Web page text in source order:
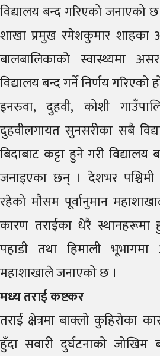
विद्यालय बन्द गरिएको जनाएको
शाखा प्रमुख रमेशकुमार शाहका
बालबालिकाको स्वास्थ्यमा
विद्यालय बन्द गर्ने निर्णय गरिएको
इनरुवा, दुहवी, कोशी
दुहवीलगायत सुनसरीका सबै
बिदाबाट कट्टा हुने गरी विद्यालय
जनाइएका छन् । देशभर
रहेको मौसम पूर्वानुमान
कारण तराईका धेरै
पहाडी तथा हिमाली
महाशाखाले जनाएको छ ।
मध्य तराई कष्टकर
तराई क्षेत्रमा बाक्लो कुहिरोका
हुँदा सवारी दुर्घटनाको